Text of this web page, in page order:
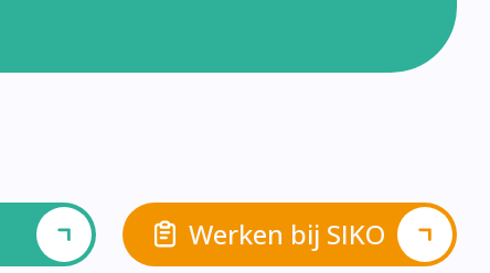
Werken bij SIKO